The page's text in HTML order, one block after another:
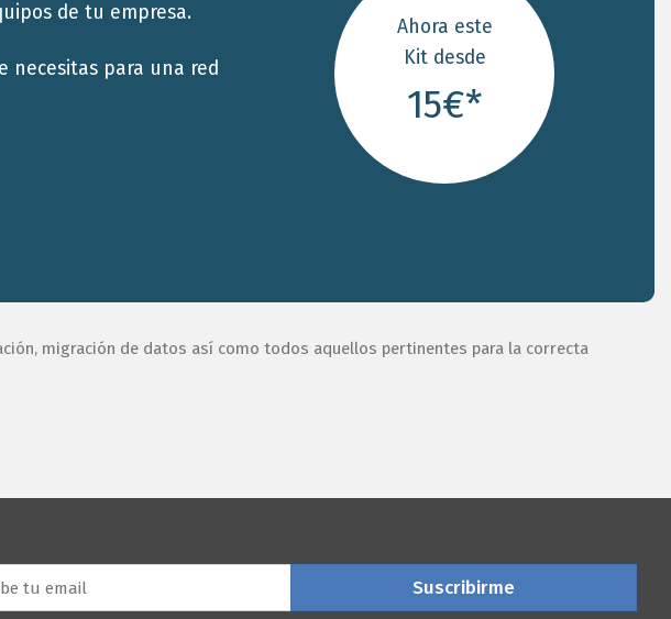
de tu empresa.
necesitas para una red
Ahora este
Kit desde
15€*
migración de datos así como todos aquellos pertinentes para la correcta
navegación.
Configurar Cookies